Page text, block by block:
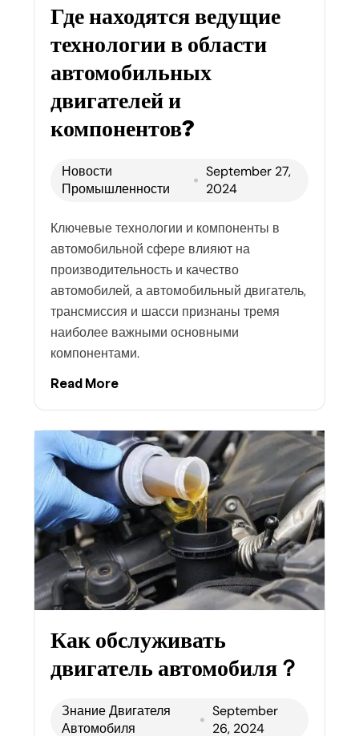
Где находятся ведущие
технологии в области
автомобильных
двигателей и
компонентов?
Новости
Промышленности
September 27,
2024
Ключевые технологии и компоненты в
автомобильной сфере влияют на
производительность и качество
автомобилей, а автомобильный двигатель,
трансмиссия и шасси признаны тремя
наиболее важными основными
компонентами.
Read More
Как обслуживать
двигатель автомобиля？
Знание Двигателя
Автомобиля
September
26, 2024